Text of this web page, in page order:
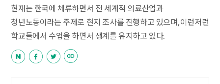
현재는 한국에 체류하면서 전 세계적 의료산업과
청년노동이라는 주제로 현지 조사를 진행하고 있으며, 이런저런
학교들에서 수업을 하면서 생계를 유지하고 있다.